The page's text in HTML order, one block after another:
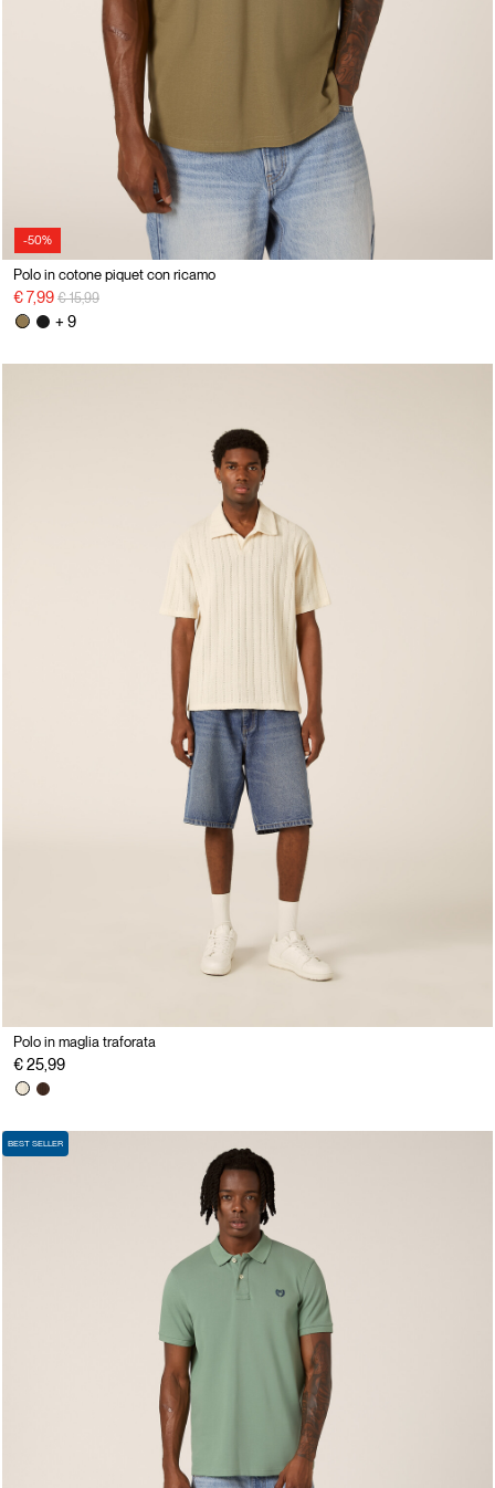
-50%
Polo in cotone piquet con ricamo
€ 7,99 Price reduced from
€ 15,99to
+ 9
Polo in maglia traforata
€ 25,99
BEST SELLER